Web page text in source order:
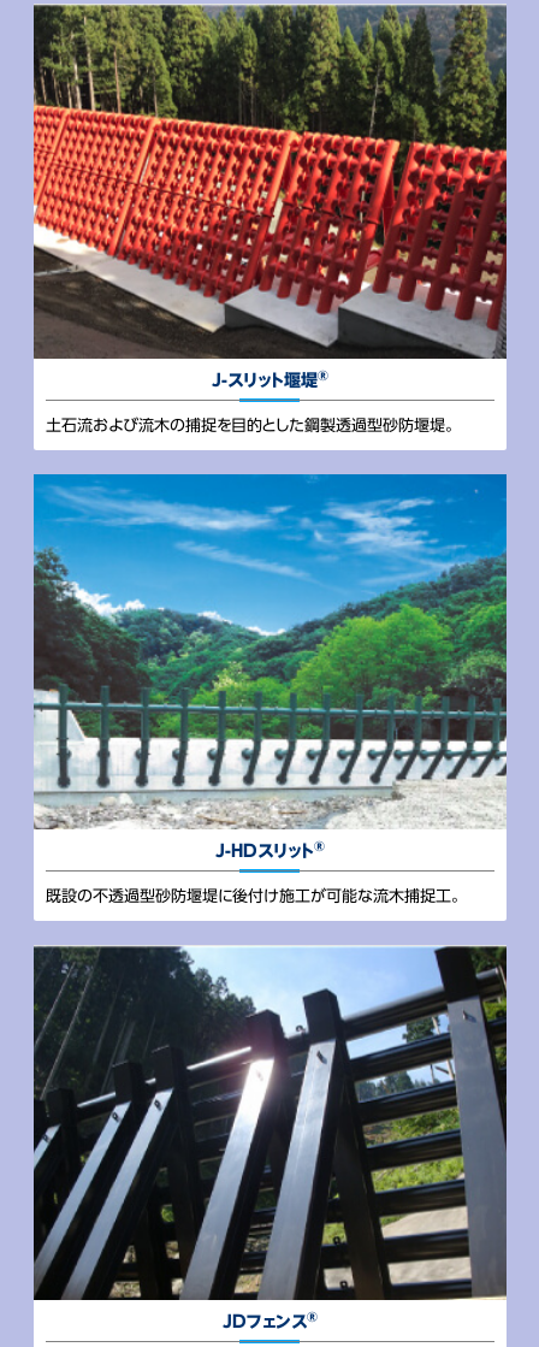
J-スリット堰堤®
土石流および流木の捕捉を目的とした鋼製透過型砂防堰堤。
J-HDスリット®
既設の不透過型砂防堰堤に後付け施工が可能な流木捕捉工。
JDフェンス®